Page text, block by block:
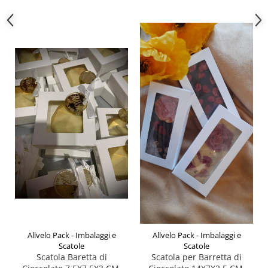
Allvelo Pack - Imbalaggi e
Scatole
Scatola Baretta di
Allvelo Pack - Imbalaggi e
Scatole
Scatola per Barretta di